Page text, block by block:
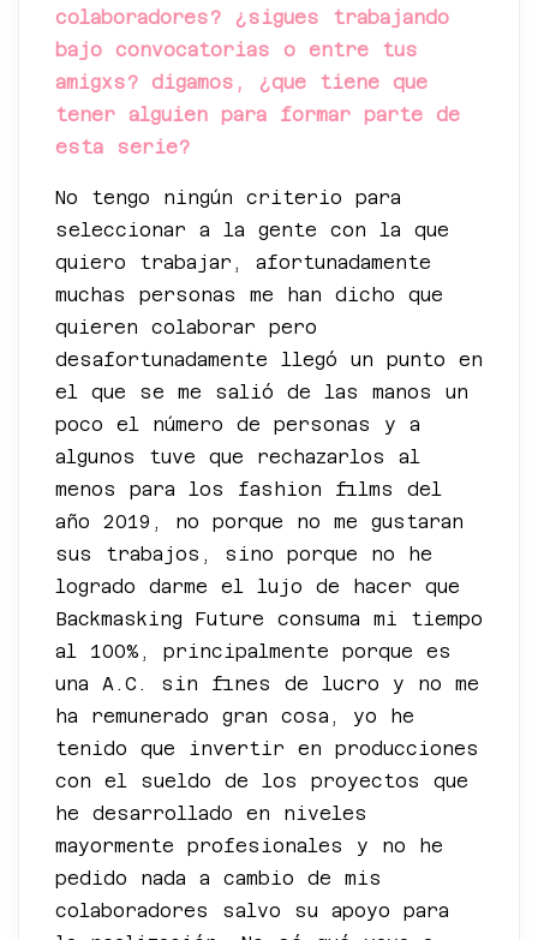
colaboradores? ¿sigues trabajando
bajo convocatorias o entre tus
amigxs? digamos, ¿que tiene que
tener alguien para formar parte de
esta serie?
No tengo ningún criterio para
seleccionar a la gente con la que
quiero trabajar, afortunadamente
muchas personas me han dicho que
quieren colaborar pero
desafortunadamente llegó un punto en
el que se me salió de las manos un
poco el número de personas y a
algunos tuve que rechazarlos al
menos para los fashion films del
año 2019, no porque no me gustaran
sus trabajos, sino porque no he
logrado darme el lujo de hacer que
Backmasking Future consuma mi tiempo
al 100%, principalmente porque es
una A.C. sin fines de lucro y no me
ha remunerado gran cosa, yo he
tenido que invertir en producciones
con el sueldo de los proyectos que
he desarrollado en niveles
mayormente profesionales y no he
pedido nada a cambio de mis
colaboradores salvo su apoyo para